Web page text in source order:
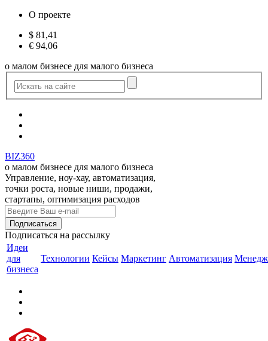
О проекте
$ 81,41
€ 94,06
о малом бизнесе для малого бизнеса
BIZ360
о малом бизнесе для малого бизнеса
Управление, ноу-хау, автоматизация,
точки роста, новые ниши, продажи,
стартапы, оптимизация расходов
Подписаться на рассылку
Идеи
для
бизнеса
Технологии Кейсы Маркетинг Автоматизация